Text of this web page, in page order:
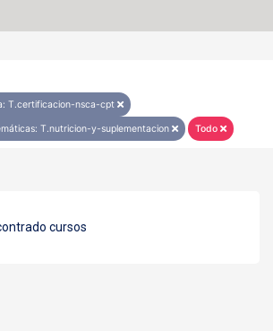
T.certificacion-nsca-cpt
T.nutricion-y-suplementacion Todo
cursos